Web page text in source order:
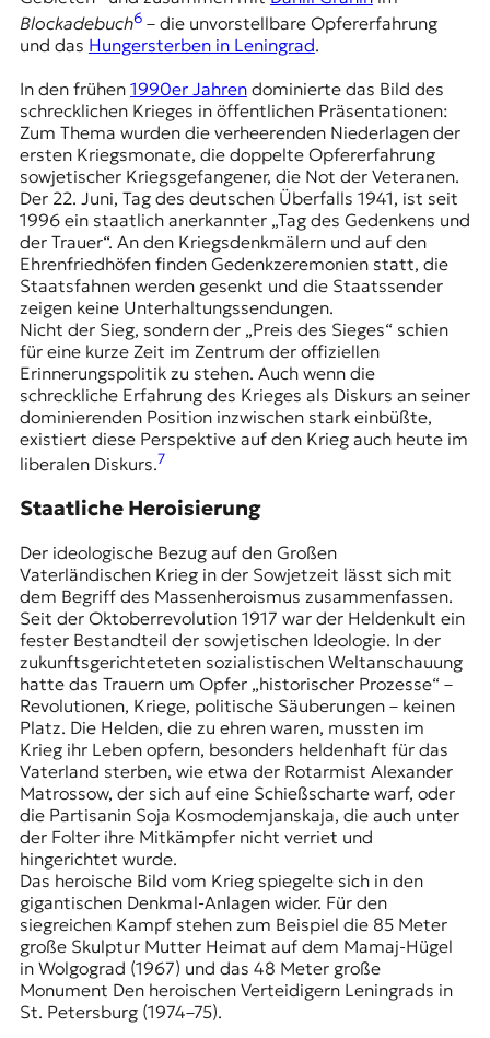
Blockadebuch6– die unvorstellbare Opfererfahrung
und das Hungersterben in Leningrad.
In den frühen 1990er Jahrendominierte das Bild des
schrecklichen Krieges in öffentlichen Präsentationen:
Zum Thema wurden die verheerenden Niederlagen der
ersten Kriegsmonate, die doppelte Opfererfahrung
sowjetischer Kriegsgefangener, die Not der Veteranen.
Der 22. Juni, Tag des deutschen Überfalls 1941, ist seit
1996 ein staatlich anerkannter „Tag des Gedenkens und
der Trauer“. An den Kriegsdenkmälern und auf den
Ehrenfriedhöfen finden Gedenkzeremonien statt, die
Staatsfahnen werden gesenkt und die Staatssender
zeigen keine Unterhaltungssendungen.
Nicht der Sieg, sondern der „Preis des Sieges“ schien
für eine kurze Zeit im Zentrum der offiziellen
Erinnerungspolitik zu stehen. Auch wenn die
schreckliche Erfahrung des Krieges als Diskurs an seiner
dominierenden Position inzwischen stark einbüßte,
existiert diese Perspektive auf den Krieg auch heute im
liberalen Diskurs.7
Staatliche Heroisierung
Der ideologische Bezug auf den Großen
Vaterländischen Krieg in der Sowjetzeit lässt sich mit
dem Begriff des Massenheroismus zusammenfassen.
Seit der Oktoberrevolution 1917 war der Heldenkult ein
fester Bestandteil der sowjetischen Ideologie. In der
zukunftsgerichteteten sozialistischen Weltanschauung
hatte das Trauern um Opfer „historischer Prozesse“ –
Revolutionen, Kriege, politische Säuberungen – keinen
Platz. Die Helden, die zu ehren waren, mussten im
Krieg ihr Leben opfern, besonders heldenhaft für das
Vaterland sterben, wie etwa der Rotarmist Alexander
Matrossow, der sich auf eine Schießscharte warf, oder
die Partisanin Soja Kosmodemjanskaja, die auch unter
der Folter ihre Mitkämpfer nicht verriet und
hingerichtet wurde.
Das heroische Bild vom Krieg spiegelte sich in den
gigantischen Denkmal-Anlagen wider. Für den
siegreichen Kampf stehen zum Beispiel die 85 Meter
große Skulptur Mutter Heimat auf dem Mamaj-Hügel
in Wolgograd (1967) und das 48 Meter große
Monument Den heroischen Verteidigern Leningrads in
St. Petersburg (1974–75).